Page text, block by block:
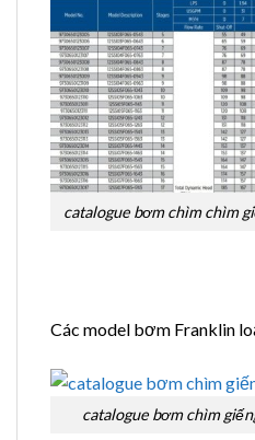
catalogue bơm chìm chìm
Các model bơm Franklin
catalogue bơm chìm